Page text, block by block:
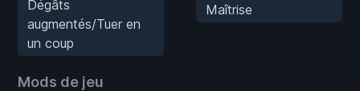
Dégâts
augmentés/Tuer en
un coup
Mods de jeu
Maîtrise